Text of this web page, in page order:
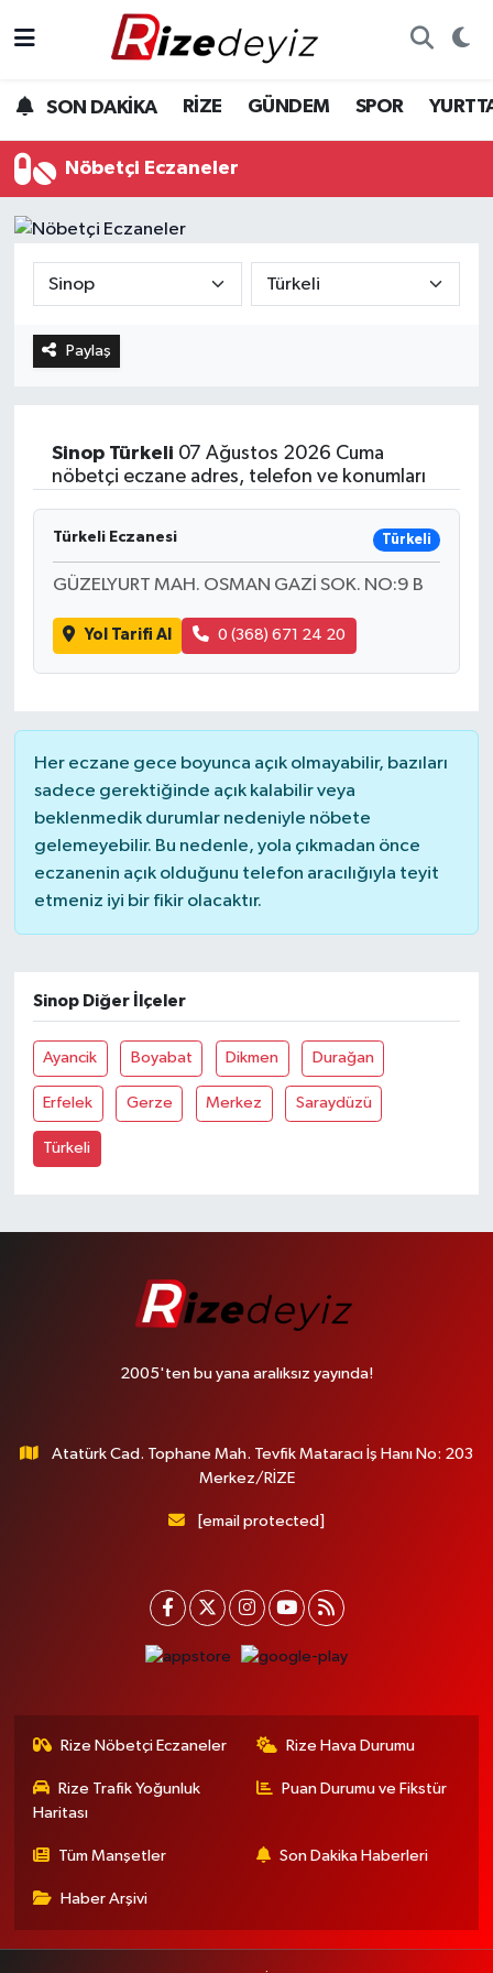
SON DAKİKA RİZE GÜNDEM SPOR
Nöbetçi Eczaneler
Paylaş
Sinop Türkeli 07 Ağustos 2026 Cuma
nöbetçi eczane adres, telefon ve konumları
Türkeli Eczanesi Türkeli
GÜZELYURT MAH. OSMAN GAZİ SOK. NO:9 B
Yol Tarifi Al 0 (368) 671 24 20
Her eczane gece boyunca açık olmayabilir, bazıları
sadece gerektiğinde açık kalabilir veya
beklenmedik durumlar nedeniyle nöbete
gelemeyebilir. Bu nedenle, yola çıkmadan önce
eczanenin açık olduğunu telefon aracılığıyla teyit
etmeniz iyi bir fikir olacaktır.
Sinop Diğer İlçeler
Ayancik Boyabat Dikmen Durağan
Erfelek Gerze Merkez Saraydüzü
Türkeli
2005'ten bu yana aralıksız yayında!
Atatürk Cad. Tophane Mah. Tevfik Mataracı İş Hanı No: 203
Merkez/RİZE
[email protected]
Rize Nöbetçi Eczaneler Rize Hava Durumu
Rize Trafik Yoğunluk
Haritası
Puan Durumu ve Fikstür
Tüm Manşetler Son Dakika Haberleri
Haber Arşivi
Gündem
Yurttan Haberler
Teknoloji
Sağlık
Rize Hava Durumu
Rize Trafik Yoğunluk Haritası
Tüm Manşetler
Son Dakika Haberleri